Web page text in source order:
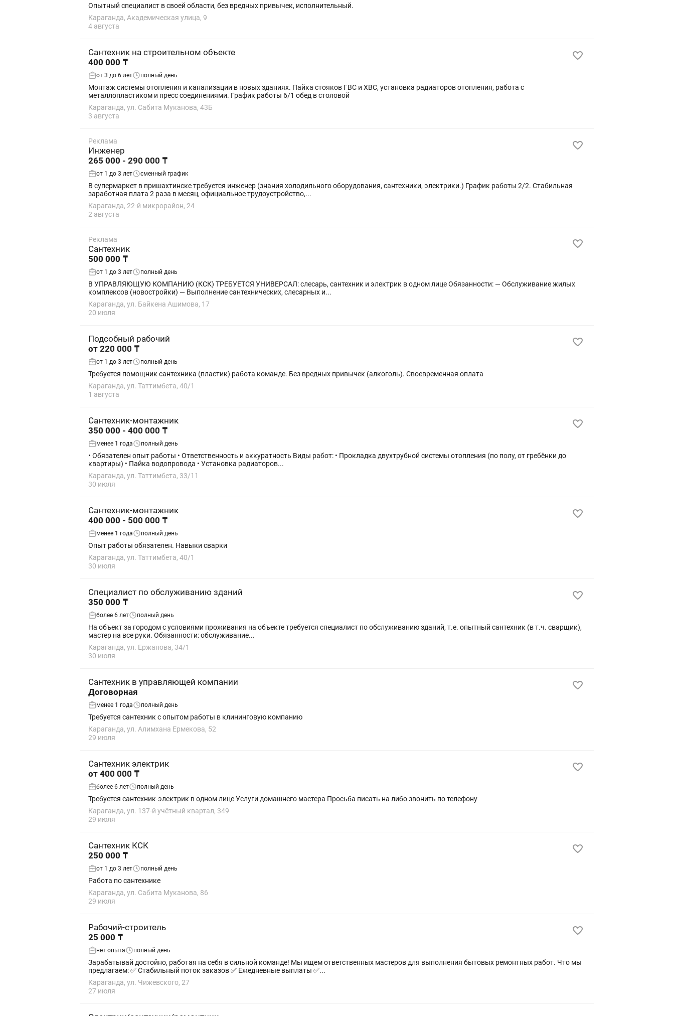
Опытный специалист в своей области, без вредных привычек, исполнительный.
Караганда, Академическая улица, 9
4 августа
Сантехник на строительном объекте
400 000 ₸
от 3 до 6 лет полный день
Монтаж системы отопления и канализации в новых зданиях. Пайка стояков ГВС и ХВС, установка радиаторов отопления, работа с
металлопластиком и пресс соединениями. График работы 6/1 обед в столовой
Караганда, ул. Сабита Муканова, 43Б
3 августа
Реклама
Инженер
265 000 - 290 000 ₸
от 1 до 3 лет сменный график
В супермаркет в пришахтинске требуется инженер (знания холодильного оборудования, сантехники, электрики.) График работы 2/2. Стабильная
заработная плата 2 раза в месяц, официальное трудоустройство,...
Караганда, 22-й микрорайон, 24
2 августа
Реклама
Сантехник
500 000 ₸
от 1 до 3 лет полный день
В УПРАВЛЯЮЩУЮ КОМПАНИЮ (КСК) ТРЕБУЕТСЯ УНИВЕРСАЛ: слесарь, сантехник и электрик в одном лице Обязанности: — Обслуживание жилых
комплексов (новостройки) — Выполнение сантехнических, слесарных и...
Караганда, ул. Байкена Ашимова, 17
20 июля
Подсобный рабочий
от 220 000 ₸
от 1 до 3 лет полный день
Требуется помощник сантехника (пластик) работа команде. Без вредных привычек (алкоголь). Своевременная оплата
Караганда, ул. Таттимбета, 40/1
1 августа
Сантехник-монтажник
350 000 - 400 000 ₸
менее 1 года полный день
• Обязателен опыт работы • Ответственность и аккуратность Виды работ: • Прокладка двухтрубной системы отопления (по полу, от гребёнки до
квартиры) • Пайка водопровода • Установка радиаторов...
Караганда, ул. Таттимбета, 33/11
30 июля
Сантехник-монтажник
400 000 - 500 000 ₸
менее 1 года полный день
Опыт работы обязателен. Навыки сварки
Караганда, ул. Таттимбета, 40/1
30 июля
Специалист по обслуживанию зданий
350 000 ₸
более 6 лет полный день
На объект за городом с условиями проживания на объекте требуется специалист по обслуживанию зданий, т.е. опытный сантехник (в т.ч. сварщик),
мастер на все руки. Обязанности: обслуживание...
Караганда, ул. Ержанова, 34/1
30 июля
Сантехник в управляющей компании
Договорная
менее 1 года полный день
Требуется сантехник с опытом работы в клининговую компанию
Караганда, ул. Алимхана Ермекова, 52
29 июля
Сантехник электрик
от 400 000 ₸
более 6 лет полный день
Требуется сантехник-электрик в одном лице Услуги домашнего мастера Просьба писать на либо звонить по телефону
Караганда, ул. 137-й учётный квартал, 349
29 июля
Сантехник КСК
250 000 ₸
от 1 до 3 лет полный день
Работа по сантехнике
Караганда, ул. Сабита Муканова, 86
29 июля
Рабочий-строитель
25 000 ₸
нет опыта полный день
Зарабатывай достойно, работая на себя в сильной команде! Мы ищем ответственных мастеров для выполнения бытовых ремонтных работ. Что мы
предлагаем: ✅ Стабильный поток заказов ✅ Ежедневные выплаты ✅...
Караганда, ул. Чижевского, 27
27 июля